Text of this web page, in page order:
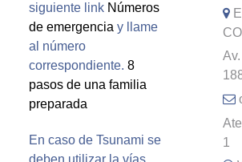
siguiente link Números
de emergencia y llame
al número
correspondiente. 8
pasos de una familia
preparada
En caso de Tsunami se
deben utilizar la vías
1